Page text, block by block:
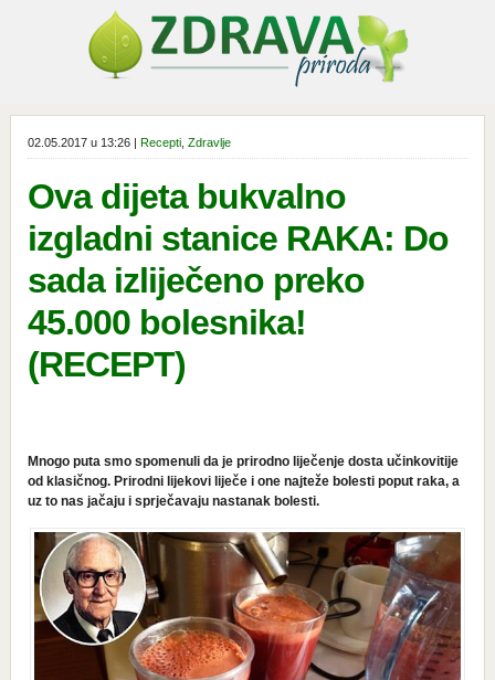
02.05.2017 u 13:26 | Recepti, Zdravlje
Ova dijeta bukvalno
izgladni stanice RAKA: Do
sada izliječeno preko
45.000 bolesnika!
(RECEPT)
Mnogo puta smo spomenuli da je prirodno liječenje dosta učinkovitije
od klasičnog. Prirodni lijekovi liječe i one najteže bolesti poput raka, a
uz to nas jačaju i sprječavaju nastanak bolesti.